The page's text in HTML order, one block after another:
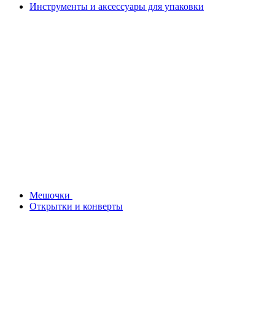
Инструменты и аксессуары для упаковки
Мешочки
Открытки и конверты